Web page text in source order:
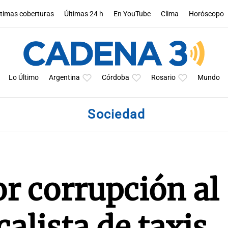
coberturas Últimas 24 h En YouTube Clima Horóscopo
Lo Último Argentina Córdoba Rosario Mundo
Sociedad
corrupción al